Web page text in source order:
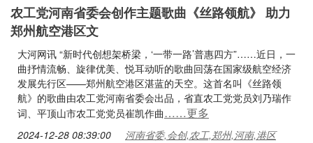
农工党河南省委会创作主题歌曲《丝路领航》 助力
郑州航空港区文
大河网讯 “新时代创想架桥梁，‘一带一路’普惠四方”……近日，一
曲抒情流畅、旋律优美、悦耳动听的歌曲回荡在国家级航空经济
发展先行区——郑州航空港区湛蓝的天空。这首名叫《丝路领
航》的歌曲由农工党河南省委会出品，省直农工党党员刘乃瑞作
词、平顶山市农工党党员崔凯作曲……更多
2024-12-28 08:39:00 河南省委,会创,农工,郑州,河南,港区